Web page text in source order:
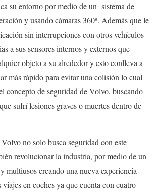
su entorno por medio de un sistema de
y usando cámaras 360º. Además que le
sin interrupciones con otros vehículos
a sus sensores internos y externos que
objeto a su alrededor y esto conlleva a
más rápido para evitar una colisión lo cual
concepto de seguridad de Volvo, buscando
sufrí lesiones graves o muertes dentro de
no solo busca seguridad con este
revolucionar la industria, por medio de un
multiusos creando una nueva experiencia
en coches ya que cuenta con cuatro